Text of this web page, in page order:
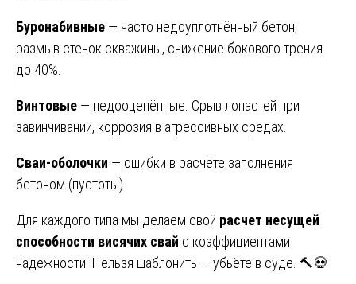
Буронабивные — часто недоуплотнённый бетон,
размыв стенок скважины, снижение бокового трения
до 40%.
Винтовые — недооценённые. Срыв лопастей при
завинчивании, коррозия в агрессивных средах.
Сваи-оболочки — ошибки в расчёте заполнения
бетоном (пустоты).
Для каждого типа мы делаем свой расчет несущей
способности висячих свай с коэффициентами
надежности. Нельзя шаблонить — убьёте в суде. 🔨💀